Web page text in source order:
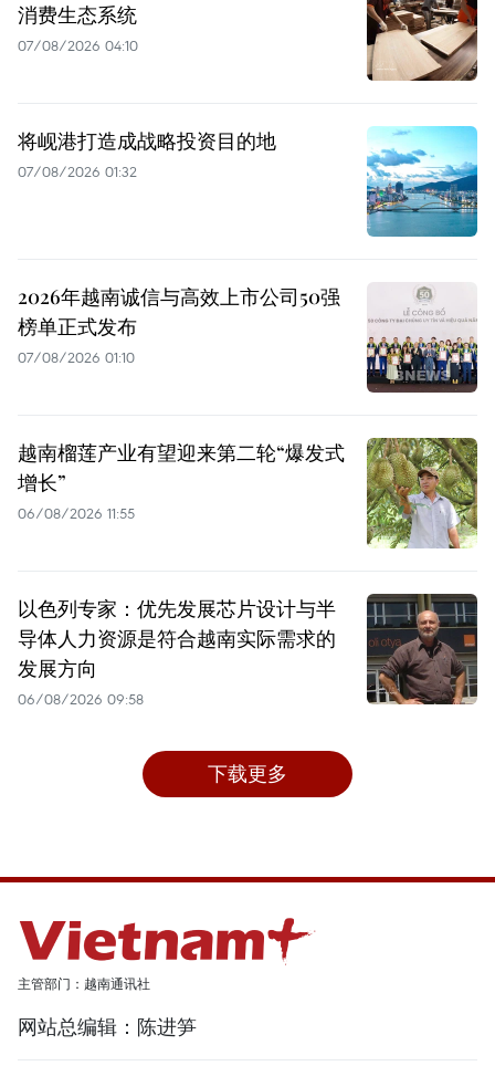
消费生态系统
07/08/2026 04:10
将岘港打造成战略投资目的地
07/08/2026 01:32
2026年越南诚信与高效上市公司50强
榜单正式发布
07/08/2026 01:10
越南榴莲产业有望迎来第二轮“爆发式
增长”
06/08/2026 11:55
以色列专家：优先发展芯片设计与半
导体人力资源是符合越南实际需求的
发展方向
06/08/2026 09:58
下载更多
主管部门：越南通讯社
网站总编辑：陈进笋